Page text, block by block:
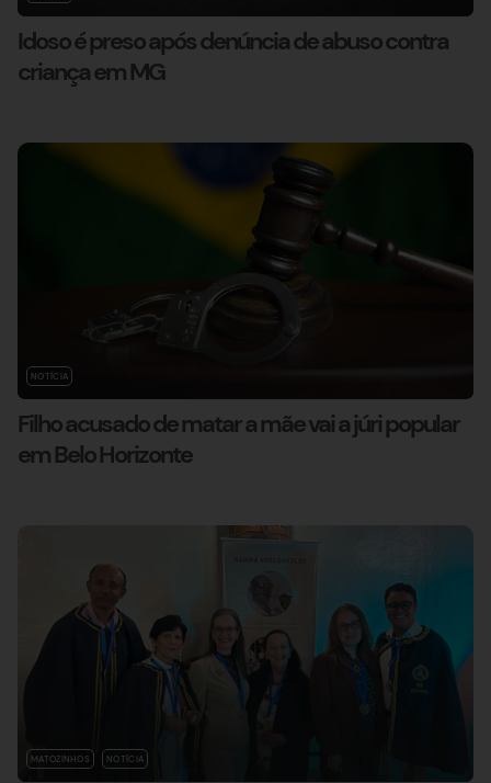
Idoso é preso após denúncia de abuso contra
criança em MG
NOTÍCIA
Filho acusado de matar a mãe vai a júri popular
em Belo Horizonte
MATOZINHOS NOTÍCIA